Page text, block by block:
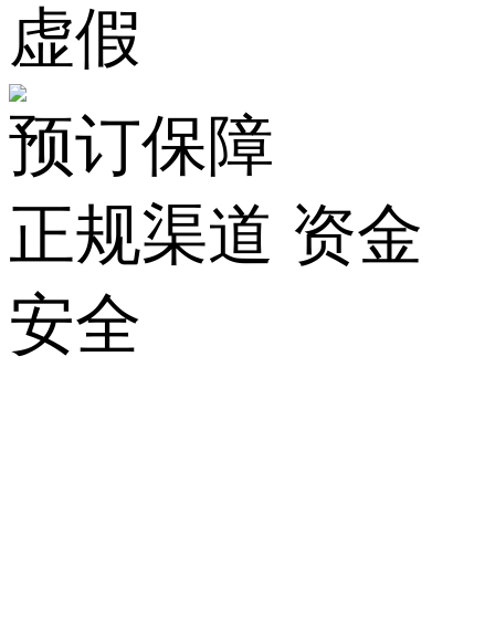
虚假
预订保障
正规渠道 资金
安全